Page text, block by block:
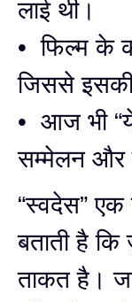
लाई थी।
• फिल्म के
जिससे इसकी
• आज भी “ये
सम्मेलन और
“स्वदेस” एक
बताती है
ताकत है।